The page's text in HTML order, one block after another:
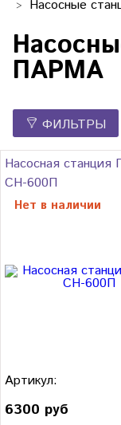
Насосные
ПАРМА
ФИЛЬТРЫ
Насосная станция
СН-600П
Нет в наличии
Артикул:
6300 руб